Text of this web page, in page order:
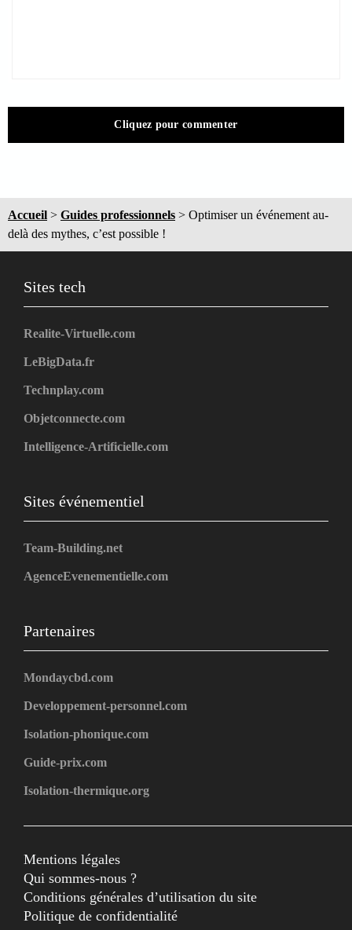
Cliquez pour commenter
Accueil > Guides professionnels > Optimiser un événement au-
delà des mythes, c’est possible !
Sites tech
Realite-Virtuelle.com
LeBigData.fr
Technplay.com
Objetconnecte.com
Intelligence-Artificielle.com
Sites événementiel
Team-Building.net
AgenceEvenementielle.com
Partenaires
Mondaycbd.com
Developpement-personnel.com
Isolation-phonique.com
Guide-prix.com
Isolation-thermique.org
Mentions légales
Qui sommes-nous ?
Conditions générales d’utilisation du site
Politique de confidentialité